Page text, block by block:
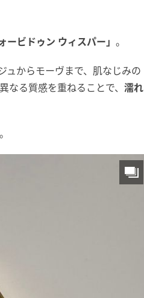
ービドゥン ウィスパー」 。
ュからモーヴまで、肌なじみの
る質感を重ねることで、 濡れ